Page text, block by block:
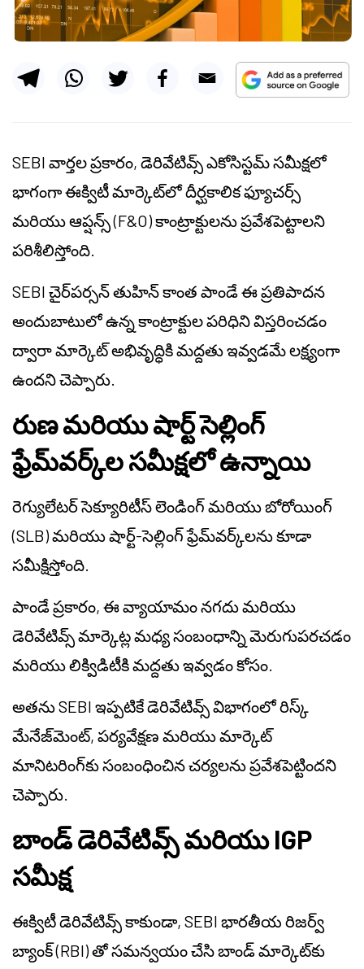
SEBI వార్తల ప్రకారం, డెరివేటివ్స్ ఎకోసిస్టమ్ సమీక్షలో
భాగంగా ఈక్విటీ మార్కెట్‌లో దీర్ఘకాలిక ఫ్యూచర్స్
మరియు ఆప్షన్స్ (F&O) కాంట్రాక్టులను ప్రవేశపెట్టాలని
పరిశీలిస్తోంది.
SEBI చైర్‌పర్సన్ తుహిన్ కాంత పాండే ఈ ప్రతిపాదన
అందుబాటులో ఉన్న కాంట్రాక్టుల పరిధిని విస్తరించడం
ద్వారా మార్కెట్ అభివృద్ధికి మద్దతు ఇవ్వడమే లక్ష్యంగా
ఉందని చెప్పారు.
రుణ మరియు షార్ట్ సెల్లింగ్
ఫ్రేమ్‌వర్క్‌ల సమీక్షలో ఉన్నాయి
రెగ్యులేటర్ సెక్యూరిటీస్ లెండింగ్ మరియు బోరోయింగ్
(SLB) మరియు షార్ట్-సెల్లింగ్ ఫ్రేమ్‌వర్క్‌లను కూడా
సమీక్షిస్తోంది.
పాండే ప్రకారం, ఈ వ్యాయామం నగదు మరియు
డెరివేటివ్స్ మార్కెట్ల మధ్య సంబంధాన్ని మెరుగుపరచడం
మరియు లిక్విడిటీకి మద్దతు ఇవ్వడం కోసం.
అతను SEBI ఇప్పటికే డెరివేటివ్స్ విభాగంలో రిస్క్
మేనేజ్‌మెంట్, పర్యవేక్షణ మరియు మార్కెట్
మానిటరింగ్‌కు సంబంధించిన చర్యలను ప్రవేశపెట్టిందని
చెప్పారు.
బాండ్ డెరివేటివ్స్ మరియు IGP
సమీక్ష
ఈక్విటీ డెరివేటివ్స్ కాకుండా, SEBI భారతీయ రిజర్వ్
బ్యాంక్ (RBI) తో సమన్వయం చేసి బాండ్ మార్కెట్‌కు